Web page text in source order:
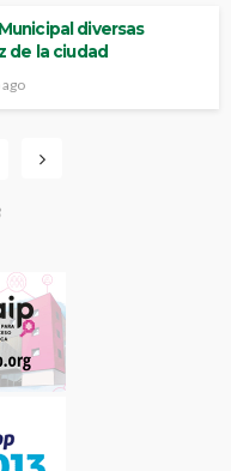
diversas
de la ciudad
ago